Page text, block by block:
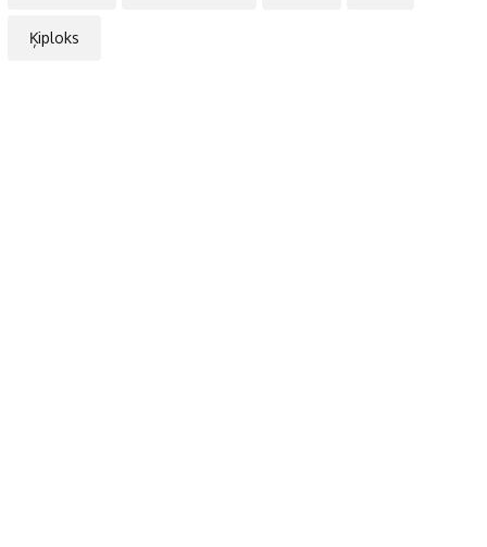
Ķiploks